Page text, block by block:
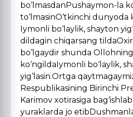
bo‘lmasdanPushaymon-la
to‘lmasinO‘tkinchi dunyoda
Iymonli bo‘laylik, shayton
dildagin chiqarsang
bo‘lgaydir shunda
ko‘ngildaIymonli bo‘laylik,
yig‘lasin.Ortga
Respublikasining Birinchi
Karimov xotirasiga
yuraklarda jo